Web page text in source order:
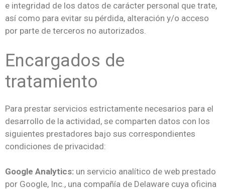
e integridad de los datos de carácter personal que trate,
así como para evitar su pérdida, alteración y/o acceso
por parte de terceros no autorizados.
Encargados de
tratamiento
Para prestar servicios estrictamente necesarios para el
desarrollo de la actividad, se comparten datos con los
siguientes prestadores bajo sus correspondientes
condiciones de privacidad:
Google Analytics: un servicio analítico de web prestado
por Google, Inc., una compañía de Delaware cuya oficina